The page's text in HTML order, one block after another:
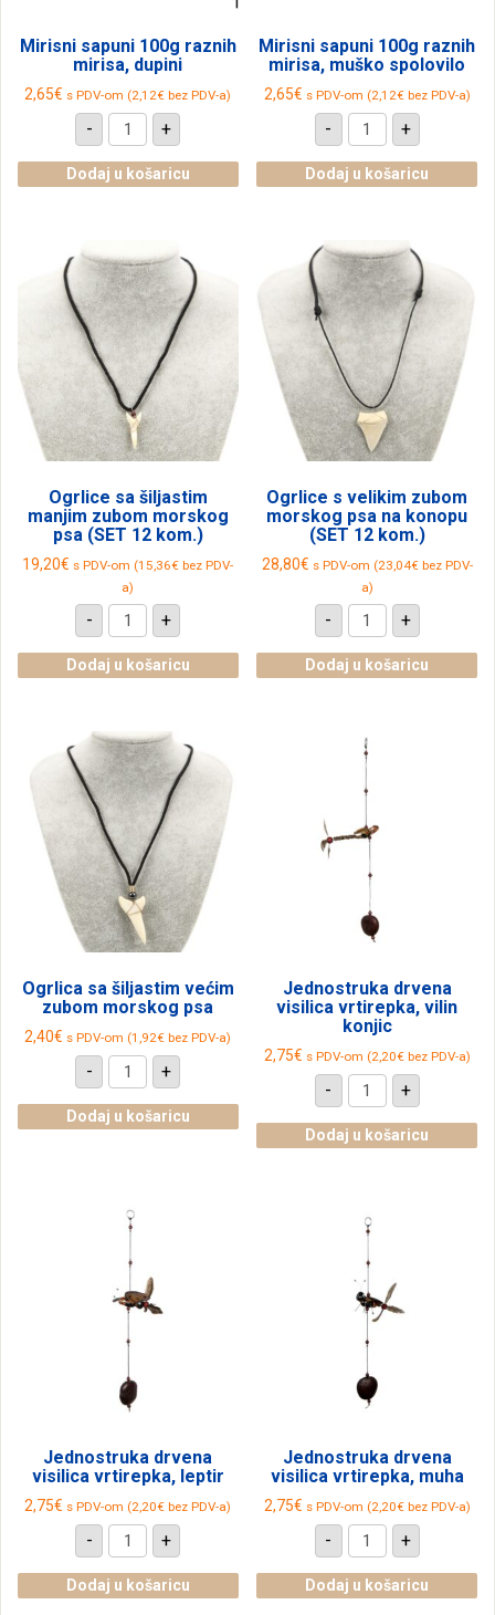
Mirisni sapuni 100g raznih
mirisa, dupini
2,65€ s PDV-om (2,12€ bez PDV-a)
-
Mirisni
sapuni
raznih
mirisa,
+
Dodaj u košaricu
Mirisni sapuni 100g raznih
mirisa, muško spolovilo
2,65€ s PDV-om (2,12€bez PDV-a)
-
Mirisni
sapuni
raznih
mirisa,
količina
+
Dodaj u košaricu
Ogrlice sa šiljastim
manjim zubom morskog
psa (SET 12 kom.)
19,20€ s PDV-om (15,36€ bez PDV-
a)
-
Ogrlice
sa
manjim
zubom
(SET
12
kom.)
količina
+
Dodaj u košaricu
Ogrlice s velikim zubom
morskog psa na konopu
(SET 12 kom.)
28,80€ s PDV-om (23,04€bez PDV-
a)
-
Ogrlice
s
zubom
morskog
konopu
(SET
12
kom.)
+
Dodaj u košaricu
Ogrlica sa šiljastim većim
zubom morskog psa
2,40€ s PDV-om (1,92€ bez PDV-a)
-
Ogrlica
sa
većim
zubom
+
Dodaj u košaricu
Jednostruka drvena
visilica vrtirepka, vilin
konjic
2,75€ s PDV-om (2,20€bez PDV-a)
-
Jednostruka
drvena
vrtirepka,
vilin
+
Dodaj u košaricu
Jednostruka drvena
visilica vrtirepka, leptir
2,75€ s PDV-om (2,20€ bez PDV-a)
-
Jednostruka
drvena
vrtirepka,
leptir
+
Dodaj u košaricu
Jednostruka drvena
visilica vrtirepka, muha
2,75€ s PDV-om (2,20€bez PDV-a)
-
Jednostruka
drvena
vrtirepka,
muha
+
Dodaj u košaricu